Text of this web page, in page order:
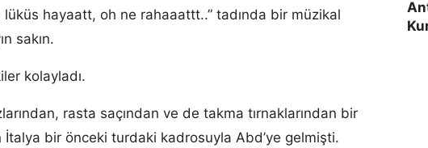
lüküs hayaatt, oh ne rahaaattt..” tadında bir müzikal
sakın.
kolayladı.
rasta saçından ve de takma tırnaklarından bir
İtalya bir önceki turdaki kadrosuyla Abd’ye gelmişti.